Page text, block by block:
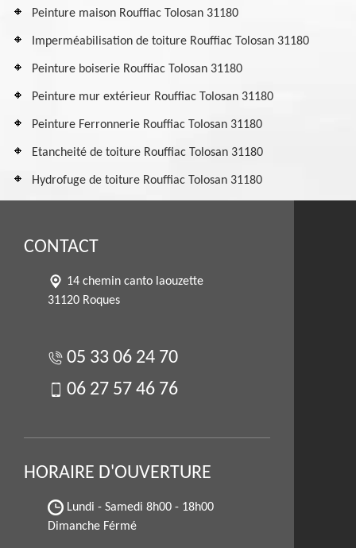
Peinture maison Rouffiac Tolosan 31180
Imperméabilisation de toiture Rouffiac Tolosan 31180
Peinture boiserie Rouffiac Tolosan 31180
Peinture mur extérieur Rouffiac Tolosan 31180
Peinture Ferronnerie Rouffiac Tolosan 31180
Etancheité de toiture Rouffiac Tolosan 31180
Hydrofuge de toiture Rouffiac Tolosan 31180
CONTACT
14 chemin canto laouzette
31120 Roques
05 33 06 24 70
06 27 57 46 76
HORAIRE D'OUVERTURE
Lundi - Samedi 8h00 - 18h00
Dimanche Férmé